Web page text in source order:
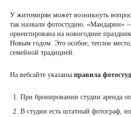
У житомирян может возникнуть
так назвали фотостудию. «Мандарин»
ориентирована на новогодние
Новым годом. Это особое, теплое
семейной традицией.
На вебсайте указаны правила
При бронировании студии аренда
В студии есть штатный фотограф,